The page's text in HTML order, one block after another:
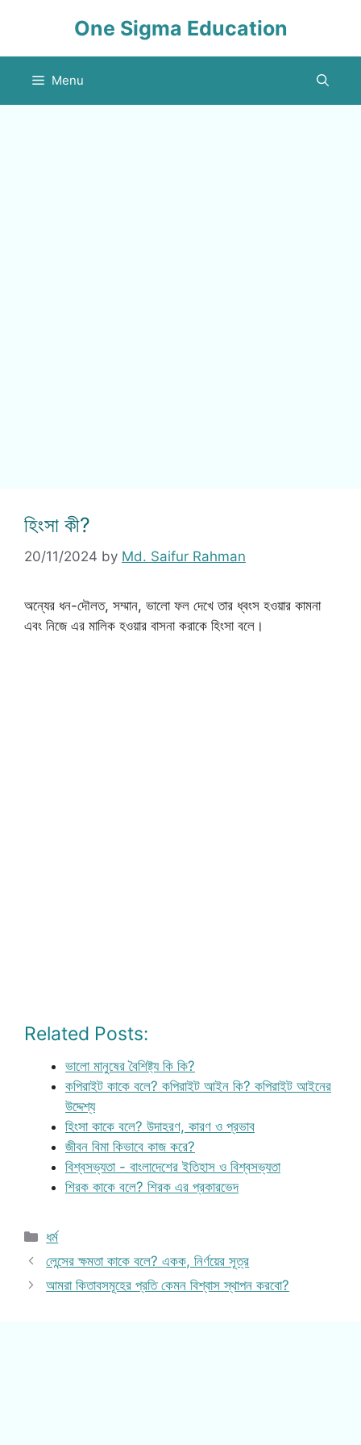
One Sigma Education
Menu
হিংসা কী?
20/11/2024 by Md. Saifur Rahman
অন্যের ধন-দৌলত, সম্মান, ভালো ফল দেখে তার ধ্বংস হওয়ার কামনা
এবং নিজে এর মালিক হওয়ার বাসনা করাকে হিংসা বলে।
Related Posts:
ভালো মানুষের বৈশিষ্ট্য কি কি?
কপিরাইট কাকে বলে? কপিরাইট আইন কি? কপিরাইট আইনের
উদ্দেশ্য
হিংসা কাকে বলে? উদাহরণ, কারণ ও প্রভাব
জীবন বিমা কিভাবে কাজ করে?
বিশ্বসভ্যতা - বাংলাদেশের ইতিহাস ও বিশ্বসভ্যতা
শিরক কাকে বলে? শিরক এর প্রকারভেদ
Categories
ধর্ম
লেন্সের ক্ষমতা কাকে বলে? একক, নির্ণয়ের সূত্র
আমরা কিতাবসমূহের প্রতি কেমন বিশ্বাস স্থাপন করবো?